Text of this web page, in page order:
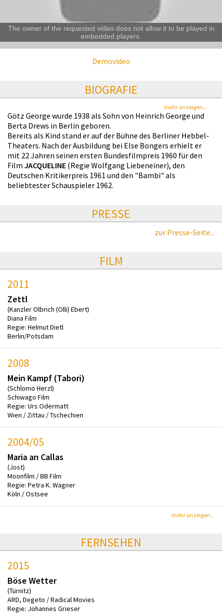
The owner of the requested video does not allow it to be played in
embedded players.
Demovideo
BIOGRAFIE
mehr anzeigen...
Götz George wurde 1938 als Sohn von Heinrich George und
Berta Drews in Berlin geboren.
Bereits als Kind stand er auf der Bühne des Berliner Hebbel-
Theaters. Nach der Ausbildung bei Else Bongers erhielt er
mit 22 Jahren seinen ersten Bundesfilmpreis 1960 für den
Film JACQUELINE (Regie Wolfgang Liebeneiner), den
Deutschen Kritikerpreis 1961 und den "Bambi" als
beliebtester Schauspieler 1962.
PRESSE
zur Presse-Seite...
FILM
2011
Zettl
(Kanzler Olbrich (Olli) Ebert)
Diana Film
Regie: Helmut Dietl
Berlin/Potsdam
2008
Mein Kampf (Tabori)
(Schlomo Herzl)
Schiwago Film
Regie: Urs Odermatt
Wien / Zittau / Tschechien
2004/05
Maria an Callas
(Jost)
Moonfilm / BB Film
Regie: Petra K. Wagner
Köln / Ostsee
mehr anzeigen...
FERNSEHEN
2015
Böse Wetter
(Türnitz)
ARD, Degeto / Radical Movies
Regie: Johannes Grieser